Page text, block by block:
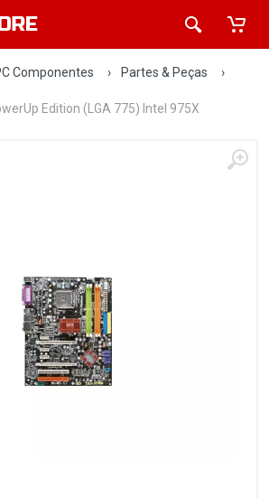
Componentes › Partes & Peças
›
Edition (LGA 775) Intel 975X